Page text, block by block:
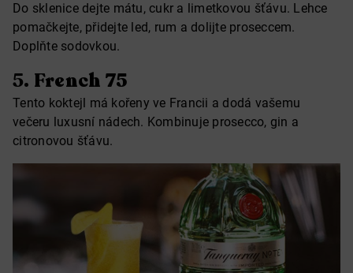
Do sklenice dejte mátu, cukr a limetkovou šťávu. Lehce
pomačkejte, přidejte led, rum a dolijte proseccem.
Doplňte sodovkou.
5. French 75
Tento koktejl má kořeny ve Francii a dodá vašemu
večeru luxusní nádech. Kombinuje prosecco, gin a
citronovou šťávu.